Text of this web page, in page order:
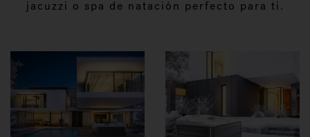
jacuzzi o spa de natación perfecto para ti.